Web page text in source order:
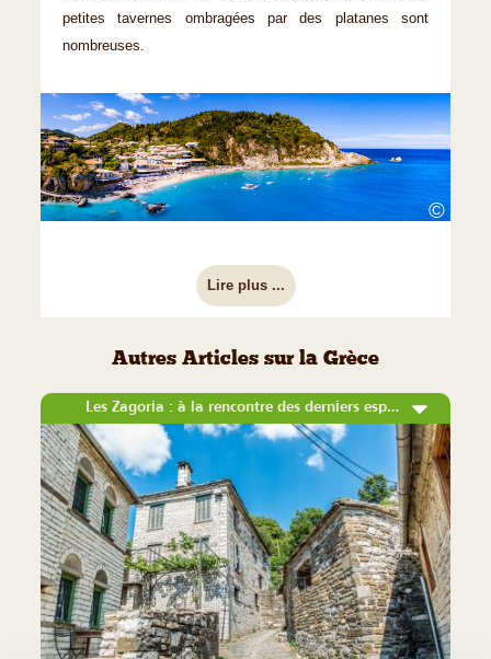
petites tavernes ombragées par des platanes sont
nombreuses.
©
Lire plus ...
Autres Articles sur la Grèce
Les Zagoria : à la rencontre des derniers espaces sauvages de la Grèce